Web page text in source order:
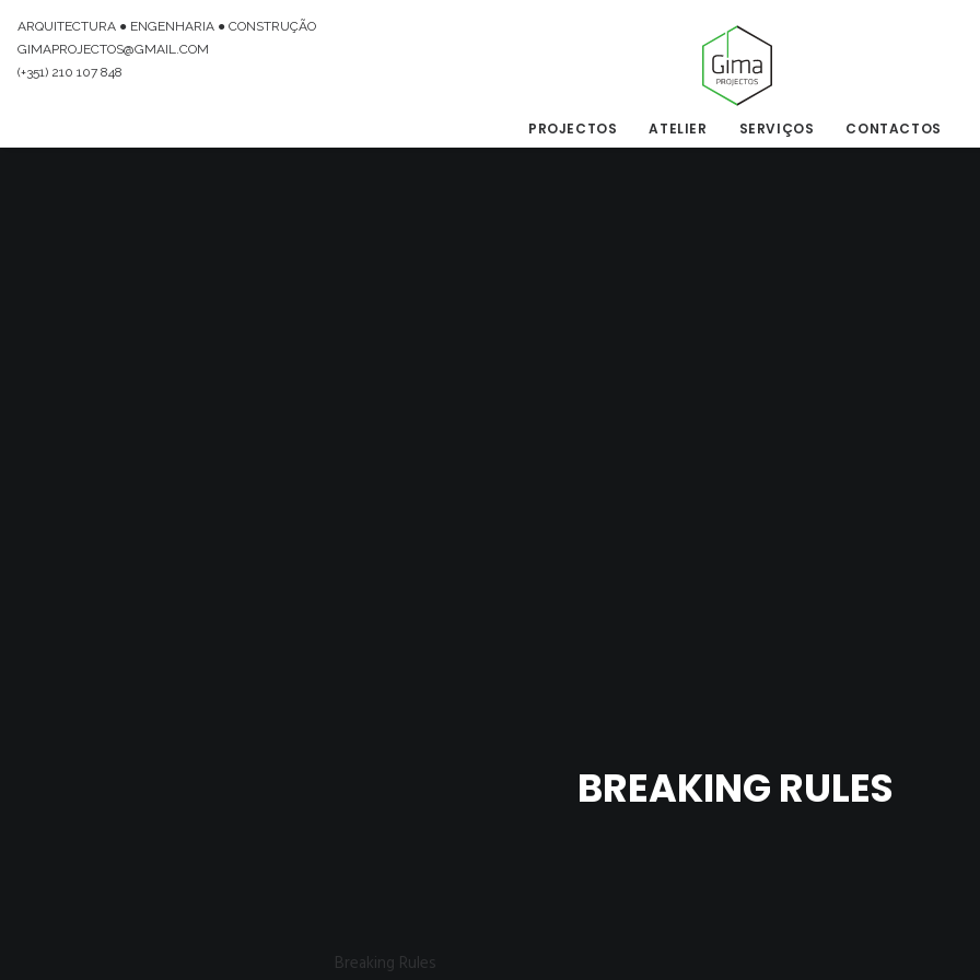
ARQUITECTURA ● ENGENHARIA ● CONSTRUÇÃO
GIMAPROJECTOS@GMAIL.COM
(+351) 210 107 848
PROJECTOS ATELIER SERVIÇOS CONTACTOS
BREAKING RULES
Breaking Rules